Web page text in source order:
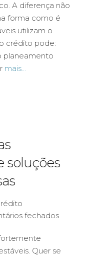
A diferença não
forma como é
utilizam o
crédito pode:
planeamento
mais...
soluções
fechados
Quer se